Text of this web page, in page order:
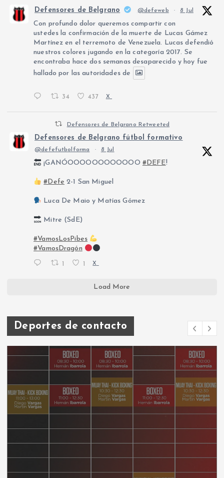
Defensores de Belgrano @defeweb · 8 Jul
Con profundo dolor queremos compartir con
ustedes la confirmación de la muerte de Lucas Gámez
Martínez en el terremoto de Venezuela. Lucas defendió
nuestros colores jugando en la categoría 2017. Se
encontraba hace dos semanas desaparecido y hoy fue
hallado por las autoridades de
34 437 X
Defensores de Belgrano Retweeted
Defensores de Belgrano fútbol formativo
@defefutbolforma · 8 Jul
¡GANÓOOOOOOOOOOOO #DEFE!
#Defe 2-1 San Miguel
Luca De Maio y Matías Gómez
Mitre (SdE)
#VamosLosPibes
#VamosDragón
1 1 X
Load More
Deportes de contacto